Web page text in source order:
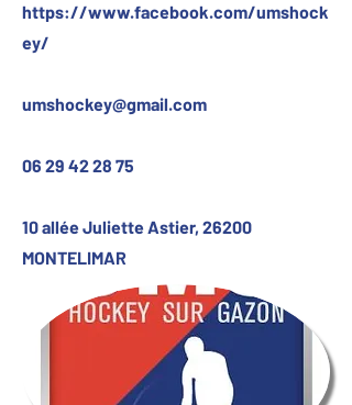
https://www.facebook.com/umshock
ey/
umshockey@gmail.com
06 29 42 28 75
10 allée Juliette Astier, 26200
MONTELIMAR